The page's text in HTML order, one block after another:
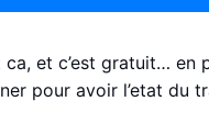
et c’est gratuit… en
pour avoir l’etat du